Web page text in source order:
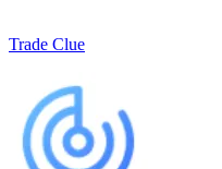
Trade Clue